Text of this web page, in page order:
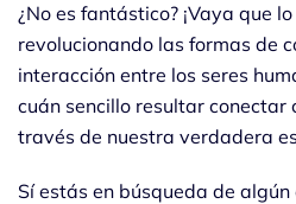
¿No es fantástico? ¡Vaya que
revolucionando las formas de
interacción entre los seres
cuán sencillo resultar conectar
través de nuestra verdadera
Sí estás en búsqueda de